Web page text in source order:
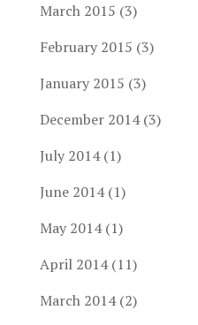
March 2015 (3)
February 2015 (3)
January 2015 (3)
December 2014(3)
July 2014(1)
June 2014(1)
May 2014(1)
April 2014(11)
March 2014(2)